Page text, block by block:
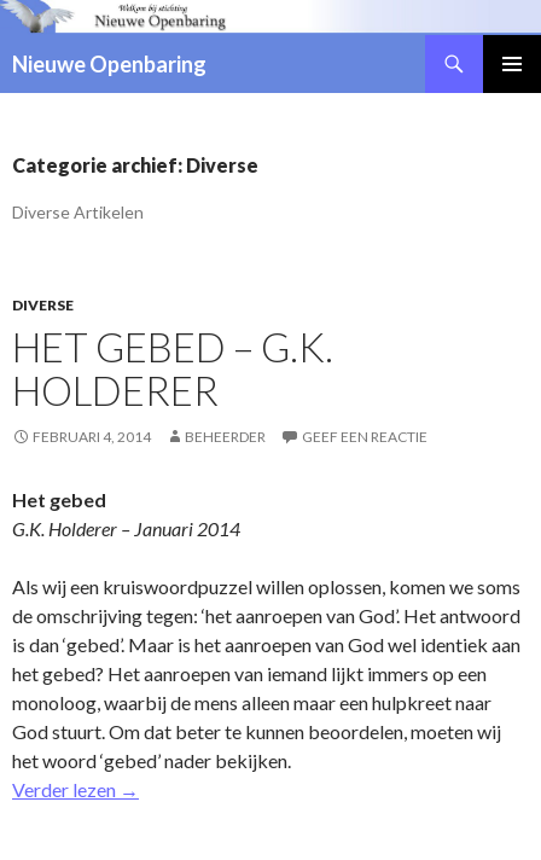
Nieuwe Openbaring
SPRINGEN
Categorie archief: Diverse
Diverse Artikelen
DIVERSE
HET GEBED – G.K.
HOLDERER
FEBRUARI 4, 2014 BEHEERDER GEEF EEN REACTIE
Het gebed
G.K. Holderer – Januari 2014
Als wij een kruiswoordpuzzel willen oplossen, komen we soms
de omschrijving tegen: ‘het aanroepen van God’. Het antwoord
is dan ‘gebed’. Maar is het aanroepen van God wel identiek aan
het gebed? Het aanroepen van iemand lijkt immers op een
monoloog, waarbij de mens alleen maar een hulpkreet naar
God stuurt. Om dat beter te kunnen beoordelen, moeten wij
het woord ‘gebed’ nader bekijken.
Verder lezen →